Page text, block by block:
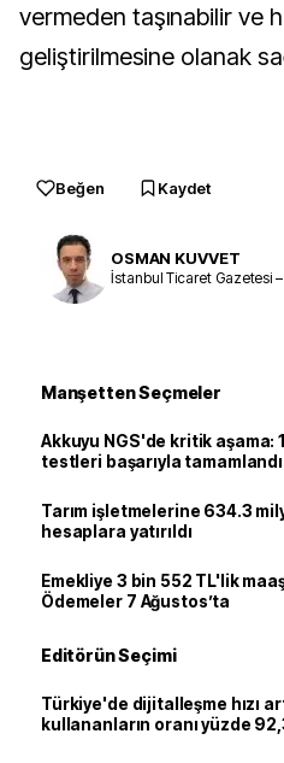
vermeden taşınabilir ve
geliştirilmesine olanak
Beğen Kaydet
OSMAN KUVVET
İstanbul Ticaret Gazetesi
Manşetten Seçmeler
Akkuyu NGS'de kritik
testleri başarıyla tamamlandı
Tarım işletmelerine 634.3
hesaplara yatırıldı
Emekliye 3 bin 552 TL'lik
Ödemeler 7 Ağustos’ta
Editörün Seçimi
Türkiye'de dijitalleşme hızı
kullananların oranı yüzde